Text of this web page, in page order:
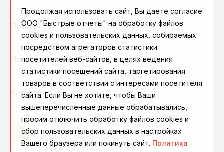
Продукты
Поддержка
Компания
Продолжая использовать сайт, Вы даете согласие
ООО "Быстрые отчеты" на обработку файлов
cookies и пользовательских данных, собираемых
посредством агрегаторов статистики
посетителей веб-сайтов, в целях ведения
статистики посещений сайта, таргетирования
товаров в соответствии с интересами посетителя
сайта. Если Вы не хотите, чтобы Ваши
вышеперечисленные данные обрабатывались,
просим отключить обработку файлов cookies и
сбор пользовательских данных в настройках
Вашего браузера или покинуть сайт. Политика